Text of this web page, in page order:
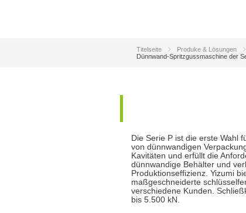
Titelseite Produke & Lösungen
Dünnwand-Spritzgussmaschine der
Die Serie P ist die erste Wahl
von dünnwandigen
Kavitäten und erfüllt die
dünnwandige Behälter und
Produktionseffizienz. Yizumi
maßgeschneiderte
verschiedene Kunden.
bis 5.500 kN.